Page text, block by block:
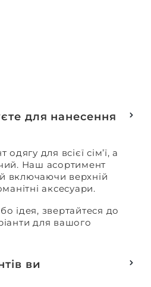
для нанесення
для всієї сім’ї, а
Наш асортимент
включаючи верхній
аксесуари.
ідея, звертайтеся до
для вашого
ви